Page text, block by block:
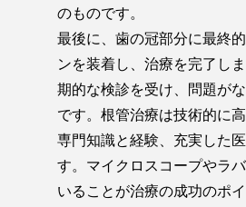
のものです。
最後に、歯の冠部分に最終
ンを装着し、治療を完了し
期的な検診を受け、問題が
です。根管治療は技術的に
専門知識と経験、充実した
す。マイクロスコープやラ
いることが治療の成功のポ